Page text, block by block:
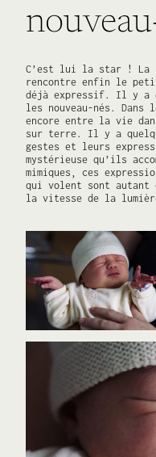
C’est lui la star ! La
rencontre enfin le
déjà expressif. Il y a
les nouveau-nés.
encore entre la vie
sur terre. Il y a
gestes et leurs
mystérieuse qu’ils
mimiques, ces
qui volent sont autant
la vitesse de la